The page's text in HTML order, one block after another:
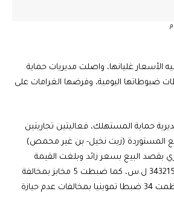
الأسعار غليانها، واصلت مديريات حماية
ضبوطاتها اليومية، وفرضها الغرامات على
حماية المستهلك، فعاليتين تجاريتين
المستوردة (زيت نخيل- بن غير محمص)
بقصد البيع بسعر زائد وبلغت القيمة
الاجمالية للتغريم 3432150000 ل.س، كما ضبطت 5 مخابز بمخالفة
نقص وزن ربط الخبز، ونظمت 34 ضبطا تموينيا بمخالفات عدم حيازة